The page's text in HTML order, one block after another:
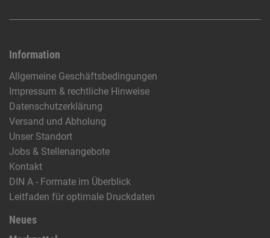
Information
Allgemeine Geschäftsbedingungen
Impressum & rechtliche Hinweise
Datenschutzerklärung
Versand und Abholung
Unser Standort
Jobs & Stellenangebote
Kontakt
DIN A - Formate im Überblick
Leitfaden für optimale Druckdaten
Neues